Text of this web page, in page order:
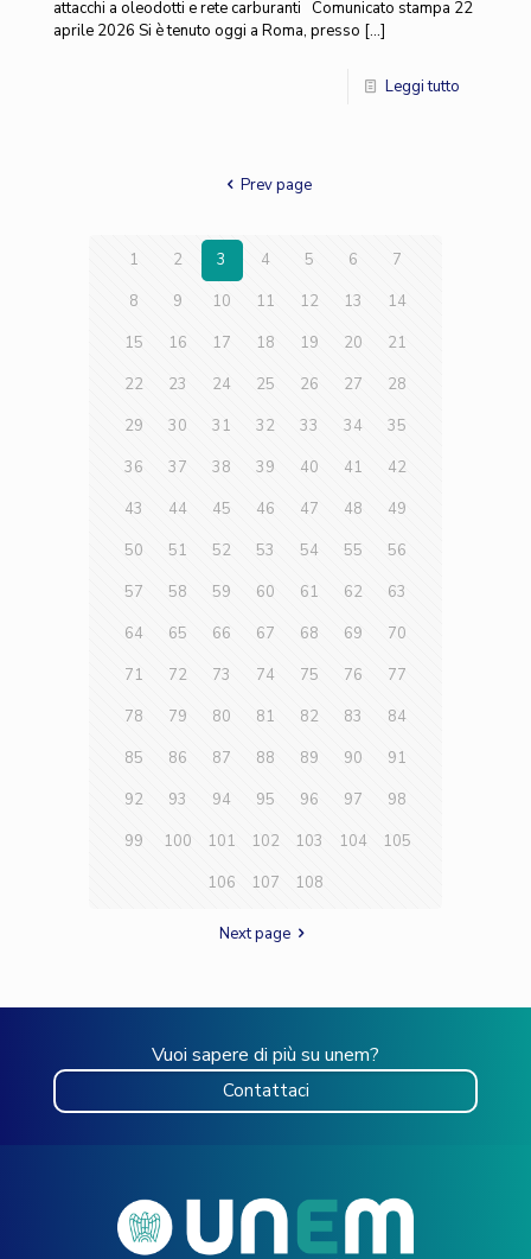
attacchi a oleodotti e rete carburanti Comunicato stampa 22
aprile 2026 Si è tenuto oggi a Roma, presso […]
Leggi tutto
Prev page
1 2 3 4 5 6
7
8
9 10 11 12 13
14
15
16 17 18 19 20
21
22
23 24 25 26 27
28
29
30 31 32 33 34
35
36
37 38 39 40 41
42
43
44 45 46 47 48
49
50
51 52 53 54 55
56
57
58 59 60 61 62
63
64
65 66 67 68 69
70
71
72 73 74 75 76
77
78
79 80 81 82 83
84
85
86 87 88 89 90
91
92
93 94 95 96 97
98
99
100 101 102 103 104
105
106
107 108
Next page
Vuoi sapere di più su unem?
Contattaci